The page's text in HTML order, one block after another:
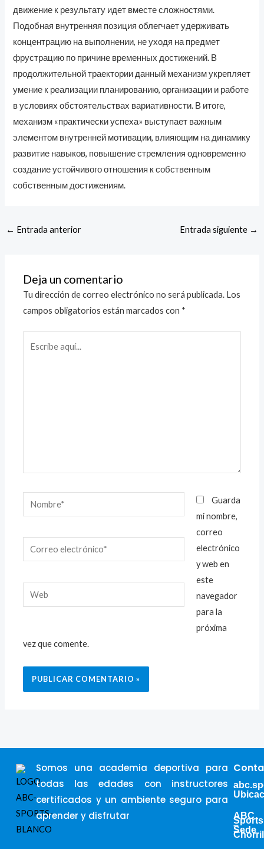
движение к результату идет вместе сложностями.
Подобная внутренняя позиция облегчает удерживать
концентрацию на выполнении, не уходя на предмет
фрустрацию по причине временных достижений. В
продолжительной траектории данный механизм укрепляет
умение к реализации планированию, организации и работе
в условиях обстоятельствах вариативности. В итоге,
механизм «практически успеха» выступает важным
элементом внутренней мотивации, влияющим на динамику
развитие навыков, повышение стремления одновременно
создание устойчивого отношения к собственным
собственным достижениям.
← Entrada anterior Entrada siguiente →
Deja un comentario
Tu dirección de correo electrónico no será publicada. Los
campos obligatorios están marcados con *
Nombre*
Correo
electrónico*
Web
Guarda
mi nombre,
correo
electrónico
y web en
este
navegador
para la
próxima
vez que comente.
Somos una academia deportiva para
todas las edades con instructores
certificados y un ambiente seguro para
aprender y disfrutar
ABC
Sports
–
Sede